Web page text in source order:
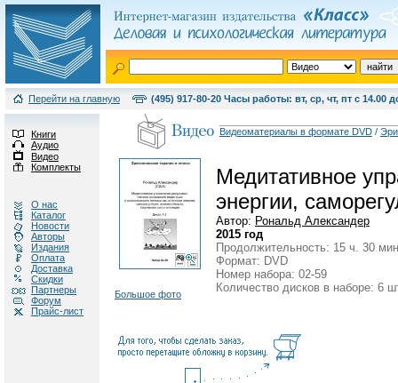
Перейти на главную (495) 917-80-20 Часы работы: вт, ср, чт, пт с 14.00
Книги
Аудио
Видео
Комплекты
О нас
Каталог
Новости
Авторы
Издания
Оплата
Доставка
Скидки
Партнеры
Форум
Прайс-лист
Видеоматериалы в формате DVD /
Большое фото
Медитативное
энергии,
Автор: Рональд Александер
2015 год
Продолжительность: 15 ч. 30
Формат: DVD
Номер набора: 02-59
Количество дисков в наборе: 6